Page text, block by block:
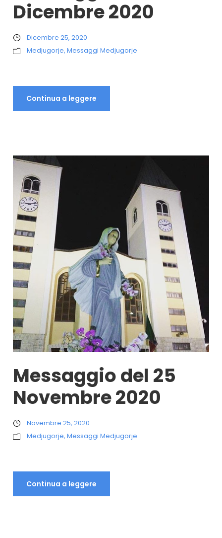
Dicembre 2020
Dicembre 25, 2020
Medjugorje, Messaggi Medjugorje
Continua a leggere
Messaggio del 25
Novembre 2020
Novembre 25, 2020
Medjugorje, Messaggi Medjugorje
Continua a leggere